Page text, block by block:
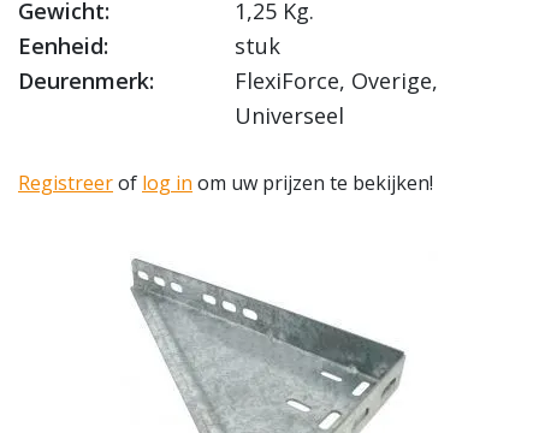
Gewicht:
1,25 Kg.
Eenheid:
stuk
Deurenmerk:
FlexiForce, Overige,
Universeel
Registreerof log in om uw prijzen te bekijken!